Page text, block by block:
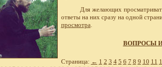
Для желающих
ответы на них сразу на одной
просмотра.
ВОПРОСЫ
Страница: ← 1 2 3 4 5 6 7 8 9 10 11